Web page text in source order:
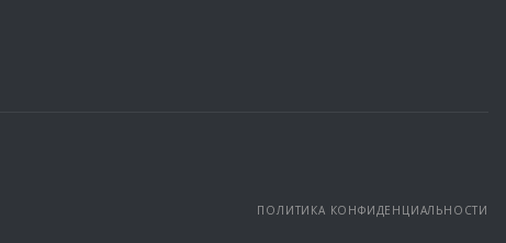
ПОЛИТИКА КОНФИДЕНЦИАЛЬНОСТИ